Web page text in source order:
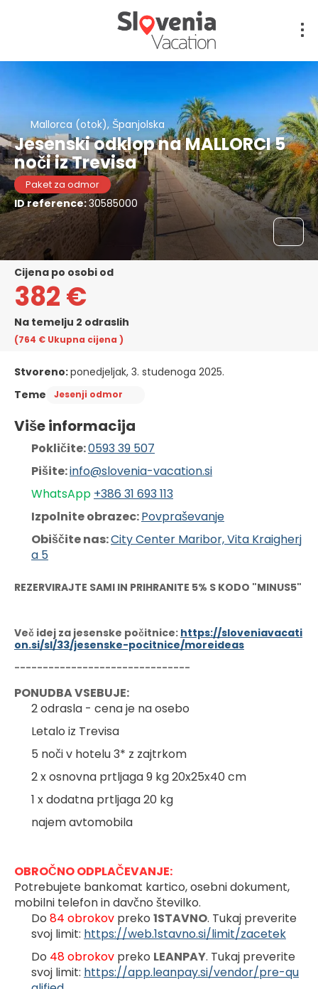
Mallorca (otok), Španjolska
Jesenski odklop na MALLORCI 5
noči iz Trevisa
Paket za odmor
ID reference:30585000
cijena po osobi od
382 €
Na temelju 2 odraslih
(764 € Ukupna cijena )
Stvoreno:ponedjeljak, 3. studenoga 2025.
Teme
Jesenji odmor
Više informacija
Pokličite: 0593 39 507
Pišite: info@slovenia-vacation.si
WhatsApp +386 31 693 113
Izpolnite obrazec: Povpraševanje
Obiščite nas: City Center Maribor, Vita Kraigherj
a 5
REZERVIRAJTE SAMI IN PRIHRANITE 5% S KODO "MINUS5"
Več idej za jesenske počitnice: https://sloveniavacati
on.si/sl/33/jesenske-pocitnice/moreideas
-------------------------------
PONUDBA VSEBUJE:
2 odrasla - cena je na osebo
Letalo iz Trevisa
5 noči v hotelu 3* z zajtrkom
2 x osnovna prtljaga 9 kg 20x25x40 cm
1 x dodatna prtljaga 20 kg
najem avtomobila
OBROČNO ODPLAČEVANJE:
Potrebujete bankomat kartico, osebni dokument,
mobilni telefon in davčno številko.
Do 84 obrokov preko 1STAVNO. Tukaj preverite
svoj limit: https://web.1stavno.si/limit/zacetek
Do 48 obrokov preko LEANPAY. Tukaj preverite
svoj limit: https://app.leanpay.si/vendor/pre-qu